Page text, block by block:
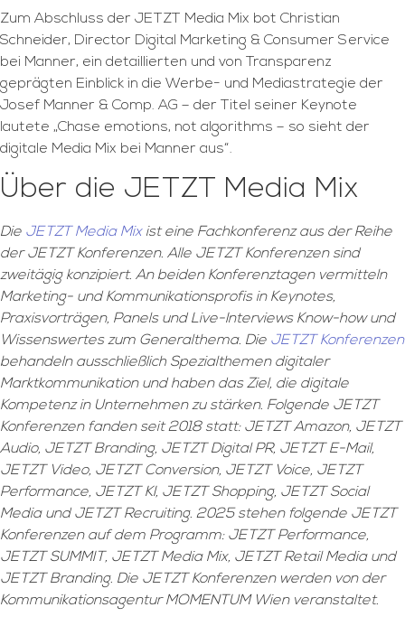
Zum Abschluss der JETZT Media Mix bot Christian
Schneider, Director Digital Marketing & Consumer Service
bei Manner, ein detaillierten und von Transparenz
geprägten Einblick in die Werbe- und Mediastrategie der
Josef Manner & Comp. AG – der Titel seiner Keynote
lautete „Chase emotions, not algorithms – so sieht der
digitale Media Mix bei Manner aus“.
Über die JETZT Media Mix
Die JETZT Media Mixist eine Fachkonferenz aus der Reihe
der JETZT Konferenzen. Alle JETZT Konferenzen sind
zweitägig konzipiert. An beiden Konferenztagen vermitteln
Marketing- und Kommunikationsprofis in Keynotes,
Praxisvorträgen, Panels und Live-Interviews Know-how und
Wissenswertes zum Generalthema. Die JETZT Konferenzen
behandeln ausschließlich Spezialthemen digitaler
Marktkommunikation und haben das Ziel, die digitale
Kompetenz in Unternehmen zu stärken. Folgende JETZT
Konferenzen fanden seit 2018 statt: JETZT Amazon, JETZT
Audio, JETZT Branding, JETZT Digital PR, JETZT E-Mail,
JETZT Video, JETZT Conversion, JETZT Voice, JETZT
Performance, JETZT KI, JETZT Shopping, JETZT Social
Media und JETZT Recruiting. 2025 stehen folgende JETZT
Konferenzen auf dem Programm: JETZT Performance,
JETZT SUMMIT, JETZT Media Mix, JETZT Retail Media und
JETZT Branding. Die JETZT Konferenzen werden von der
Kommunikationsagentur MOMENTUM Wien veranstaltet.